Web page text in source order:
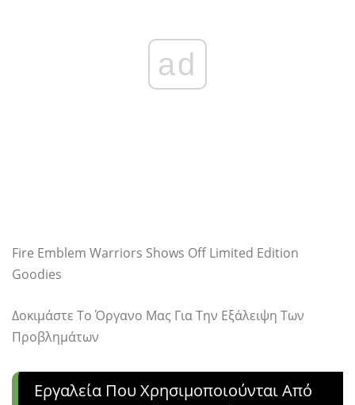
ad
Fire Emblem Warriors Shows Off Limited Edition
Goodies
Δοκιμάστε Το Όργανο Μας Για Την Εξάλειψη Των
Προβλημάτων
Εργαλεία Που Χρησιμοποιούνται Από